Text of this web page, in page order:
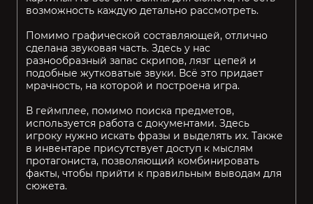
возможность каждую детально рассмотреть.
Помимо графической составляющей, отлично
сделана звуковая часть. Здесь у нас
разнообразный запас скрипов, лязг цепей и
подобные жутковатые звуки. Всё это придает
мрачность, на которой и построена игра.
В геймплее, помимо поиска предметов,
используется работа с документами. Здесь
игроку нужно искать фразы и выделять их. Также
в инвентаре присутствует доступ к мыслям
протагониста, позволяющий комбинировать
факты, чтобы прийти к правильным выводам для
сюжета.